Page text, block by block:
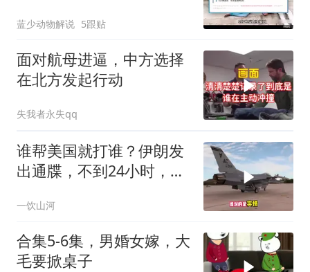
蓝少动物解说 5跟贴
面对航母进逼，中方选择
在北方发起行动
失我者永失qq
谁帮美国就打谁？伊朗发
出通牒，不到24小时，特
一饮山河
合集5-6集，男婚女嫁，大
毛要掀桌子